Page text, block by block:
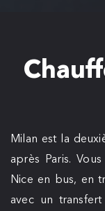
Milan est la
après Paris.
Nice en bus, en
avec un